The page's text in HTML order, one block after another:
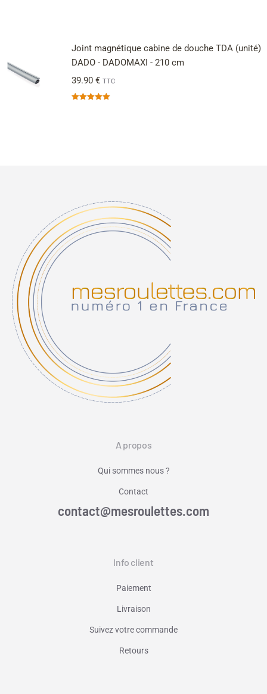
Joint magnétique cabine de douche TDA (unité)
DADO - DADOMAXI - 210 cm
39.90 € TTC
A propos
Qui sommes nous ?
Contact
contact@mesroulettes.com
Info client
Paiement
Livraison
Suivez votre commande
Retours